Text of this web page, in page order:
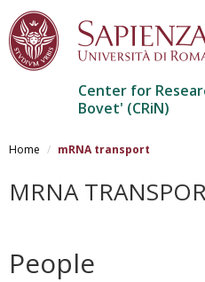
al
principale
Center for
Bovet' (CRiN)
Home mRNA transport
MRNA
People